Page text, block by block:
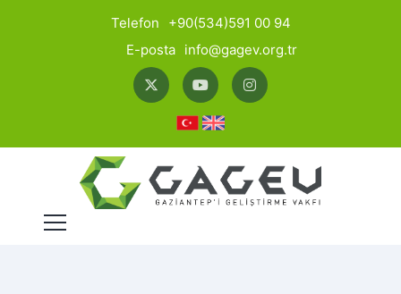
Telefon
+90(534)591 00 94
E-posta info@gagev.org.tr